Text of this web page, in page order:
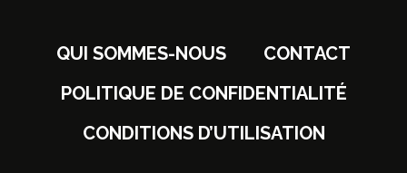
QUI SOMMES-NOUS
CONTACT
POLITIQUE DE CONFIDENTIALITÉ
CONDITIONS D’UTILISATION